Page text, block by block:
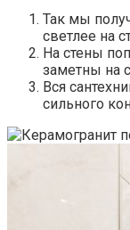
Так мы
светлее на
На стены
заметны на
Вся
сильного